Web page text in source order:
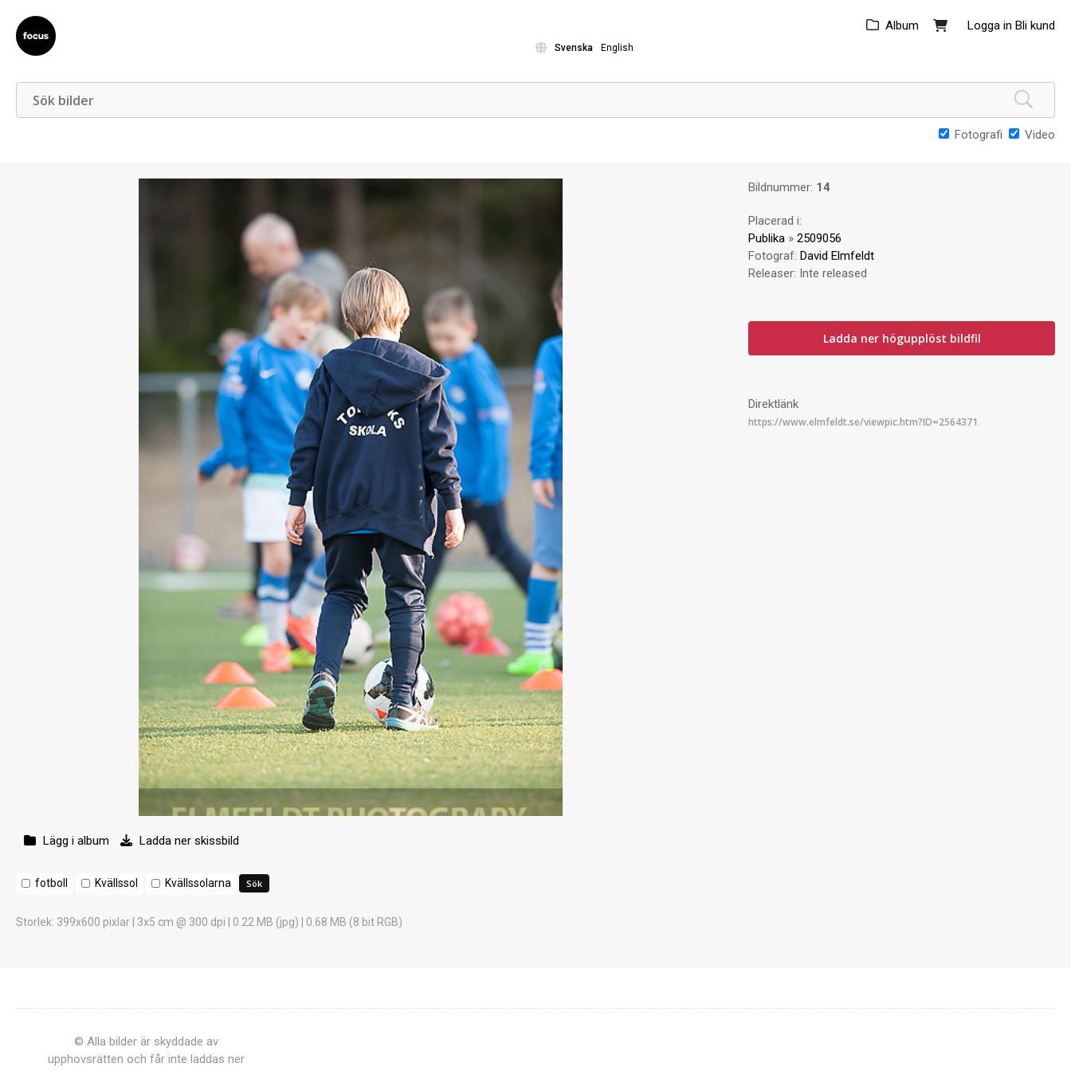
Logga in Bli kund
Album
Svenska English
Fotografi Video
Lägg i album Ladda ner skissbild
fotboll Kvällssol Kvällssolarna
Storlek: 399x600 pixlar | 3x5 cm @ 300 dpi | 0.22 MB (jpg) | 0.68 MB (8 bit RGB)
Bildnummer: 14
Placerad i:
Publika »2509056
Fotograf:David Elmfeldt
Releaser: Inte released
Ladda ner högupplöst bildfil
Direktlänk
© Alla bilder är skyddade av
upphovsrätten och får inte laddas ner